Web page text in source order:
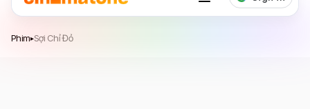
Phim▸Sợi Chỉ Đỏ